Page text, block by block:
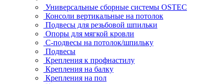
Универсальные сборные системы OSTEC
Консоли вертикальные на потолок
Подвесы для резьбовой шпильки
Опоры для мягкой кровли
С-подвесы на потолок/шпильку
Подвесы
Крепления к профнастилу
Крепления на балку
Крепления на пол